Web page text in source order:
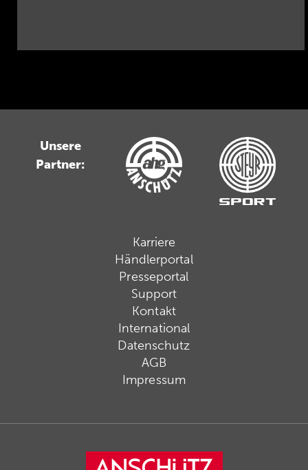
Unsere
Partner:
Karriere
Händlerportal
Presseportal
Support
Kontakt
International
Datenschutz
AGB
Impressum